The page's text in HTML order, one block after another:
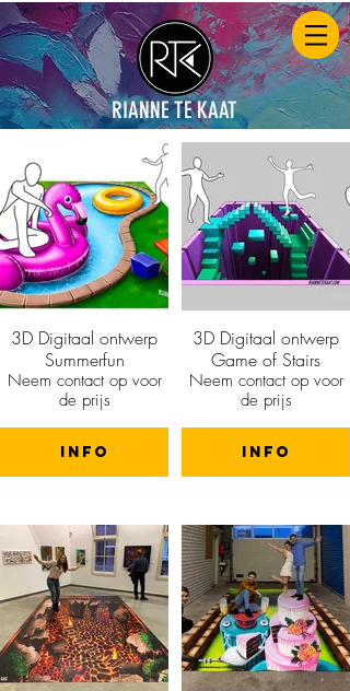
RIANNE TE KAAT
3D Digitaal ontwerp
Summerfun
Neem contact op voor
de prijs
info
3D Digitaal ontwerp
Game of Stairs
Neem contact op voor
de prijs
info